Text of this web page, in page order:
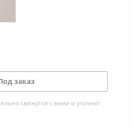
заказ
свяжутся с вами и уточнят